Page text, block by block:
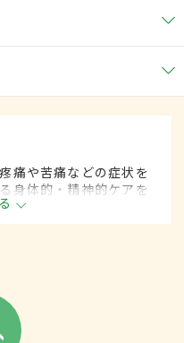
痛や苦痛などの症状を
身体的・精神的ケアを
とも呼ばれます。